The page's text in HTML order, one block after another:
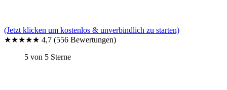
(Jetzt klicken um kostenlos & unverbindlich zu starten)
★★★★★ 4,7 (556 Bewertungen)
5 von 5 Sterne